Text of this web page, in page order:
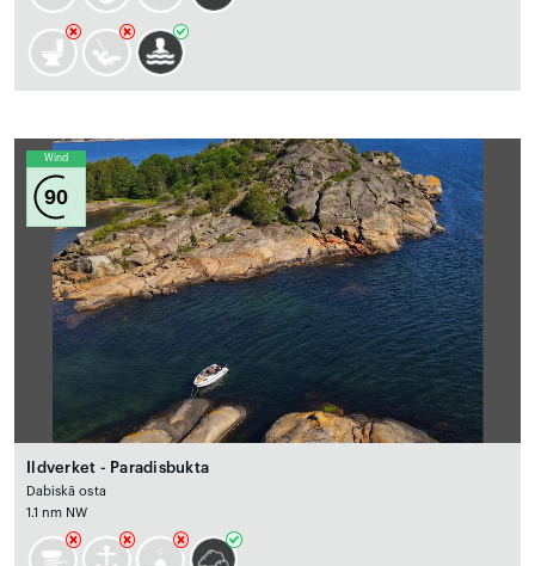
Wind
90
Ildverket - Paradisbukta
Dabiskā osta
1.1 nm NW